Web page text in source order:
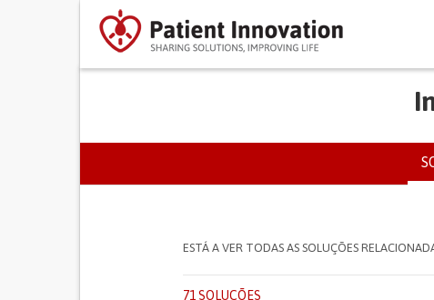
SEPARADORES
ESTÁ A VER TODAS AS SOLUÇÕES
71 SOLUÇÕES